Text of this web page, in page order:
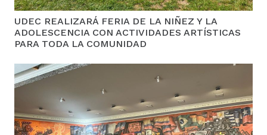
UDEC REALIZARÁ FERIA DE LA NIÑEZ Y LA
ADOLESCENCIA CON ACTIVIDADES ARTÍSTICAS
PARA TODA LA COMUNIDAD